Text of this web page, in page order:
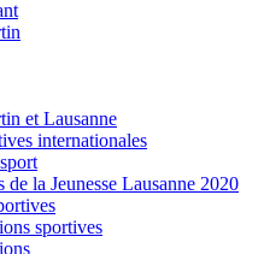
et Lausanne
internationales
la Jeunesse Lausanne 2020
sportives